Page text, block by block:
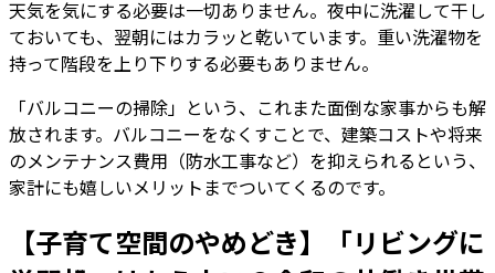
天気を気にする必要は一切ありません。夜中に洗濯して干し
ておいても、翌朝にはカラッと乾いています。重い洗濯物を
持って階段を上り下りする必要もありません。
「バルコニーの掃除」という、これまた面倒な家事からも解
放されます。バルコニーをなくすことで、建築コストや将来
のメンテナンス費用（防水工事など）を抑えられるという、
家計にも嬉しいメリットまでついてくるのです。
【子育て空間のやめどき】「リビングに